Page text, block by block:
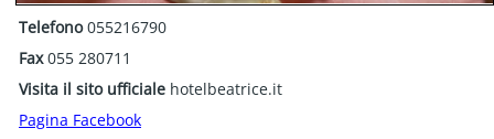
Telefono055216790
Fax055 280711
Visita il sito ufficiale hotelbeatrice.it
Pagina Facebook